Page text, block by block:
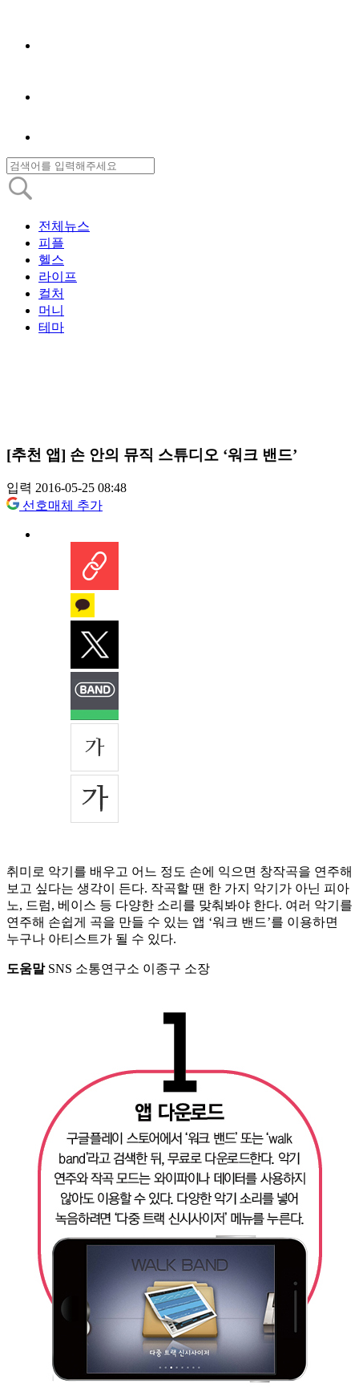
전체뉴스
피플
헬스
라이프
컬처
머니
테마
[추천 앱] 손 안의 뮤직 스튜디오 ‘워크 밴드’
입력 2016-05-25 08:48
선호매체 추가
취미로 악기를 배우고 어느 정도 손에 익으면 창작곡을 연주해
보고 싶다는 생각이 든다. 작곡할 땐 한 가지 악기가 아닌 피아
노, 드럼, 베이스 등 다양한 소리를 맞춰봐야 한다. 여러 악기를
연주해 손쉽게 곡을 만들 수 있는 앱 ‘워크 밴드’를 이용하면
누구나 아티스트가 될 수 있다.
도움말SNS 소통연구소 이종구 소장